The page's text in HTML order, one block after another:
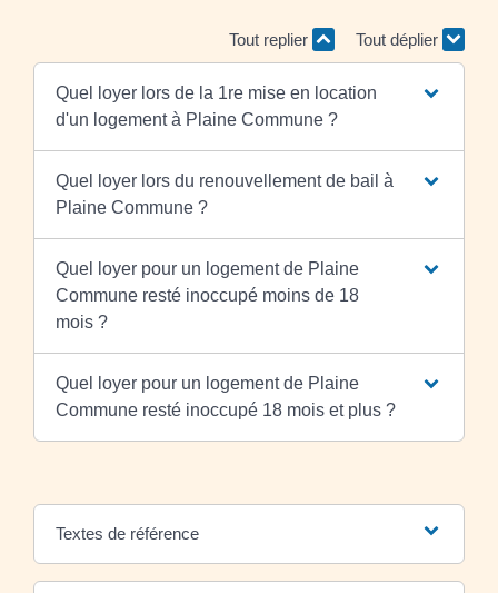
Tout replier Tout déplier
Quel loyer lors de la 1re mise en location
d'un logement à Plaine Commune ?
Quel loyer lors du renouvellement de bail à
Plaine Commune ?
Quel loyer pour un logement de Plaine
Commune resté inoccupé moins de 18
mois ?
Quel loyer pour un logement de Plaine
Commune resté inoccupé 18 mois et plus ?
Textes de référence